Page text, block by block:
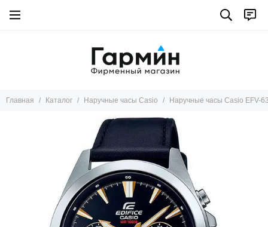
Главная Каталог Наручные часы Casio Наручные часы Casio EFV-